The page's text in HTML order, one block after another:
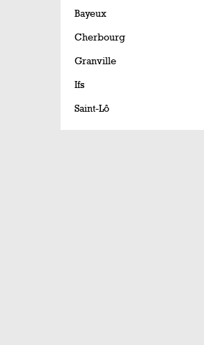
Bayeux
Cherbourg
Granville
Ifs
Saint-Lô